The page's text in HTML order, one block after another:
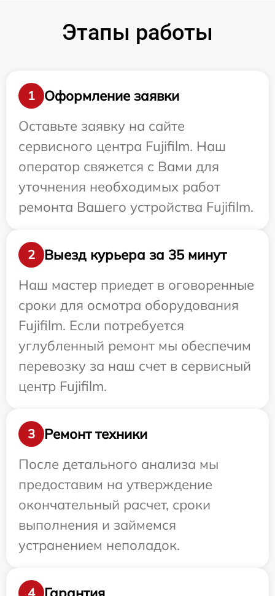
Этапы работы
1
Оформление заявки
Оставьте заявку на сайте
сервисного центра Fujifilm. Наш
оператор свяжется с Вами для
уточнения необходимых работ
ремонта Вашего устройства Fujifilm.
2
Выезд курьера за 35 минут
Наш мастер приедет в оговоренные
сроки для осмотра оборудования
Fujifilm. Если потребуется
углубленный ремонт мы обеспечим
перевозку за наш счет в сервисный
центр Fujifilm.
3
Ремонт техники
После детального анализа мы
предоставим на утверждение
окончательный расчет, сроки
выполнения и займемся
устранением неполадок.
4